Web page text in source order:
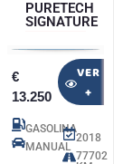
PURETECH
SIGNATURE
€
13.250
VER
+
GASOLINA
MANUAL
2018
77702